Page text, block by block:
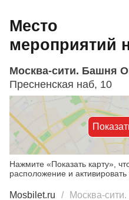
Место
мероприятий
Москва-сити. Башня
Пресненская наб, 10
Нажмите «Показать карту»,
расположение и активировать
Mosbilet.ru Москва-